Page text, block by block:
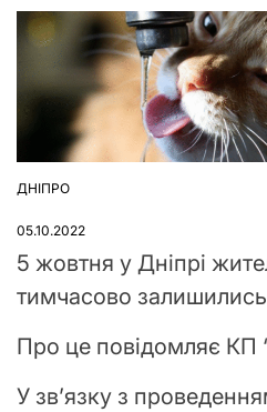
ОПУБЛІКУВАТИ
ДНІПРО
05.10.2022
5 жовтня у Дніпрі
тимчасово
Про це повідомляє КП
У зв’язку з